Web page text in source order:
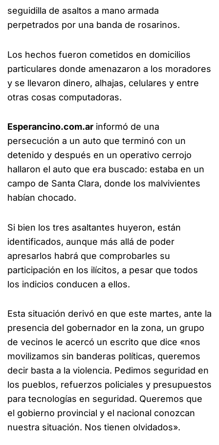
seguidilla de asaltos a mano armada
perpetrados por una banda de rosarinos.
Los hechos fueron cometidos en domicilios
particulares donde amenazaron a los moradores
y se llevaron dinero, alhajas, celulares y entre
otras cosas computadoras.
Esperancino.com.ar informó de una
persecución a un auto que terminó con un
detenido y después en un operativo cerrojo
hallaron el auto que era buscado: estaba en un
campo de Santa Clara, donde los malvivientes
habían chocado.
Si bien los tres asaltantes huyeron, están
identificados, aunque más allá de poder
apresarlos habrá que comprobarles su
participación en los ilícitos, a pesar que todos
los indicios conducen a ellos.
Esta situación derivó en que este martes, ante la
presencia del gobernador en la zona, un grupo
de vecinos le acercó un escrito que dice «nos
movilizamos sin banderas políticas, queremos
decir basta a la violencia. Pedimos seguridad en
los pueblos, refuerzos policiales y presupuestos
para tecnologías en seguridad. Queremos que
el gobierno provincial y el nacional conozcan
nuestra situación. Nos tienen olvidados».